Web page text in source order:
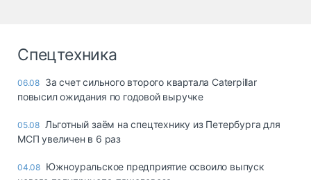
Спецтехника
06.08 За счет сильного второго квартала Caterpillar
повысил ожидания по годовой выручке
05.08 Льготный заём на спецтехнику из Петербурга для
МСП увеличен в 6 раз
04.08 Южноуральское предприятие освоило выпуск